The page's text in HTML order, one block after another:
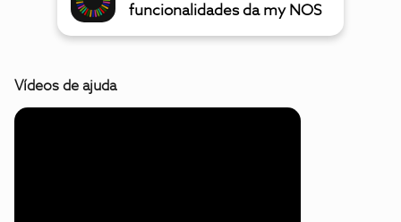
funcionalidades da my NOS
Vídeos de ajuda